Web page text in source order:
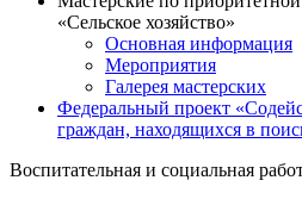
«Сельское хозяйство»
Основная информация
Мероприятия
Галерея мастерских
Федеральный проект
граждан, находящихся в
Воспитательная и социальная